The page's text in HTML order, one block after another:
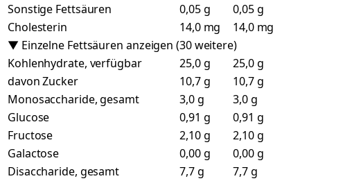
Sonstige Fettsäuren
0,05 g
0,05 g
Cholesterin
14,0 mg
14,0 mg
▼ Einzelne Fettsäuren anzeigen (30 weitere)
Kohlenhydrate, verfügbar
25,0 g
25,0 g
davon Zucker
10,7 g
10,7 g
Monosaccharide, gesamt
3,0 g
3,0 g
Glucose
0,91 g
0,91 g
Fructose
2,10 g
2,10 g
Galactose
0,00 g
0,00 g
Disaccharide, gesamt
7,7 g
7,7 g